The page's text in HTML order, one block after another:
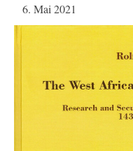
6. Mai 2021